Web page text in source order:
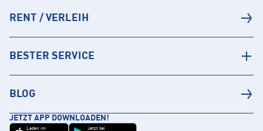
RENT / VERLEIH
BESTER SERVICE
BLOG
JETZT APP DOWNLOADEN!
Laden im Jetzt bei